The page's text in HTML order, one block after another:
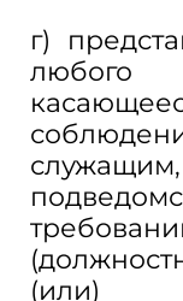
г)
любого
(или)